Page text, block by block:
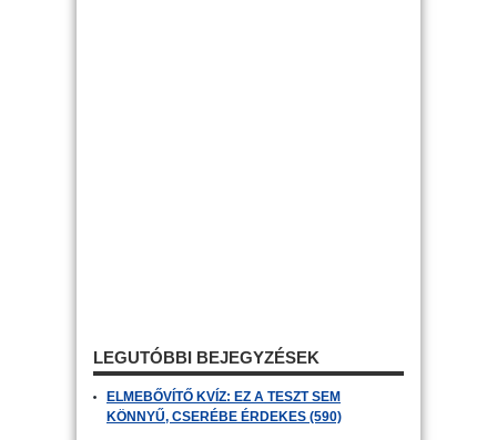
LEGUTÓBBI BEJEGYZÉSEK
ELMEBŐVÍTŐ KVÍZ: EZ A TESZT SEM
KÖNNYŰ, CSERÉBE ÉRDEKES (590)